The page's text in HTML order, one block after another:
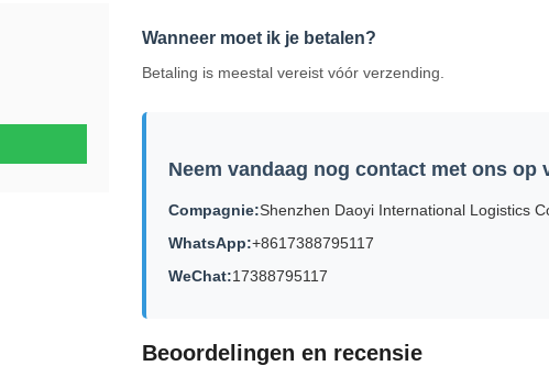
Wanneer moet ik je betalen?
Betaling is meestal vereist vóór verzending.
Neem vandaag nog contact met ons op
Compagnie:Shenzhen Daoyi International Logistics
WhatsApp:+8617388795117
WeChat:17388795117
Beoordelingen en recensie